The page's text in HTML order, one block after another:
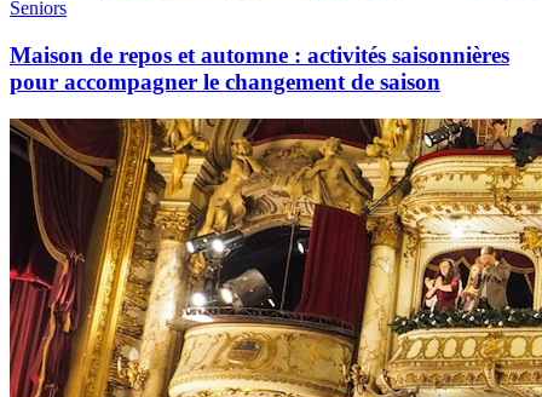
Seniors
Maison de repos et automne : activités saisonnières
pour accompagner le changement de saison